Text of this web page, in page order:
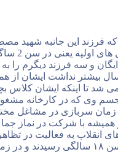
۱۳۲ در
ایگان و سه فرزند دیگرم
بیشتر نداشت ایشان از
تا اینکه ایشان کلاس
جسم وی که در کارخانه
زمان سربازی در
و همیشه با شرکت در نماز
به فعالیت در
راحل پرداخت ۲ سال بعد از انقلاب